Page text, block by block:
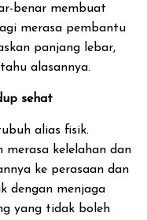
benar membuat
merasa pembantu
panjang lebar,
alasannya.
sehat
alias fisik.
kelelahan dan
ke perasaan dan
dengan menjaga
yang tidak boleh